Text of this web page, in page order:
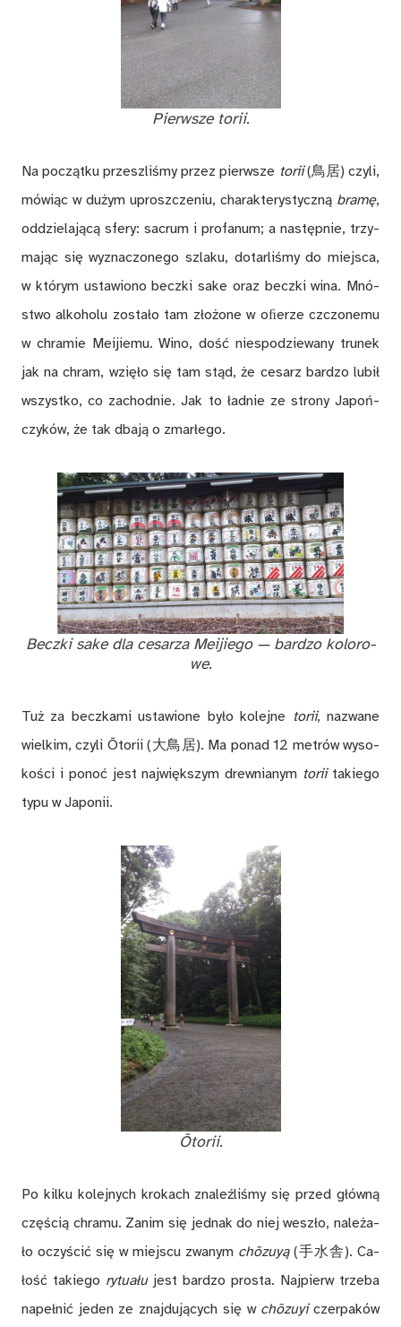
Pierw­sze to­rii.
Na po­cząt­ku prze­szli­śmy przez pierw­sze to­rii(鳥居) czy­li,
mó­wiąc w du­żym uprosz­cze­niu, cha­rak­te­ry­stycz­ną bra­mę,
od­dzie­la­ją­cą sfe­ry: sa­crum i pro­fa­num; a na­stęp­nie, trzy­
ma­jąc się wy­zna­czo­ne­go szla­ku, do­tar­li­śmy do miej­sca,
w któ­rym usta­wio­no becz­ki sake oraz becz­ki wina. Mnó­
stwo al­ko­ho­lu zo­sta­ło tam zło­żo­ne w oﬁe­rze czczo­ne­mu
w chra­mie Me­ijie­mu. Wino, dość nie­spo­dzie­wa­ny tru­nek
jak na chram, wzię­ło się tam stąd, że ce­sarz bar­dzo lu­bił
wszyst­ko, co za­chod­nie. Jak to ład­nie ze stro­ny Ja­poń­
czy­ków, że tak dba­ją o zmar­łe­go.
Becz­ki sake dla ce­sa­rza Me­ijie­go — bar­dzo ko­lo­ro­
we.
Tuż za becz­ka­mi usta­wio­ne by­ło ko­lej­ne to­rii, na­zwa­ne
wiel­kim, czy­li Ōto­rii (大鳥居). Ma po­nad 12 me­trów wy­so­
ko­ści i po­noć jest naj­więk­szym drew­nia­nym to­riita­kie­go
typu w Ja­po­nii.
Ōto­rii.
Po kil­ku ko­lej­nych kro­kach zna­leź­li­śmy się przed głów­ną
czę­ścią chra­mu. Za­nim się jed­nak do niej we­szło, na­le­ża­
ło oczy­ścić się w miej­scu zwa­nym chōzuy­ą(手水舎). Ca­
łość ta­kie­go ry­tu­ałujest bar­dzo pro­sta. Naj­pierw trze­ba
na­peł­nić je­den ze znaj­du­ją­cych się w chōzuyiczer­pa­ków